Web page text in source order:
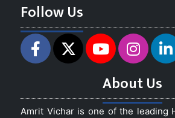
Follow Us
About Us
Amrit Vichar is one of the leading